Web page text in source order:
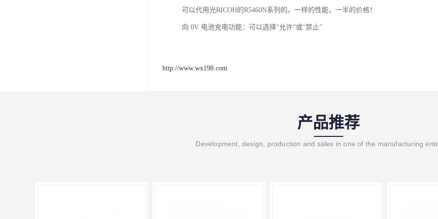
可以代用光RICOH的R5460N系列的。一样的性能，一半的价格！
向 0V 电池充电功能：可以选择“允许”或“禁止”
http://www.wx198.com
产品推荐
Development, design, production and sales in one of the manufacturing